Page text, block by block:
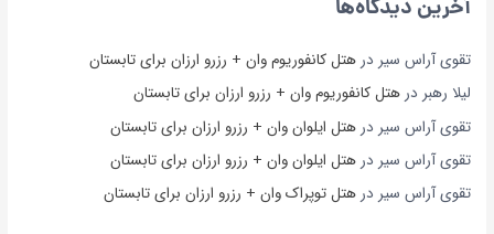
آخرین دیدگاه‌ها
تقوی آراس سیر درهتل کانفوریوم وان + رزرو ارزان برای تابستان
لیلا رهبر درهتل کانفوریوم وان + رزرو ارزان برای تابستان
تقوی آراس سیر درهتل ایلوان وان + رزرو ارزان برای تابستان
تقوی آراس سیر درهتل ایلوان وان + رزرو ارزان برای تابستان
تقوی آراس سیر درهتل توپراک وان + رزرو ارزان برای تابستان